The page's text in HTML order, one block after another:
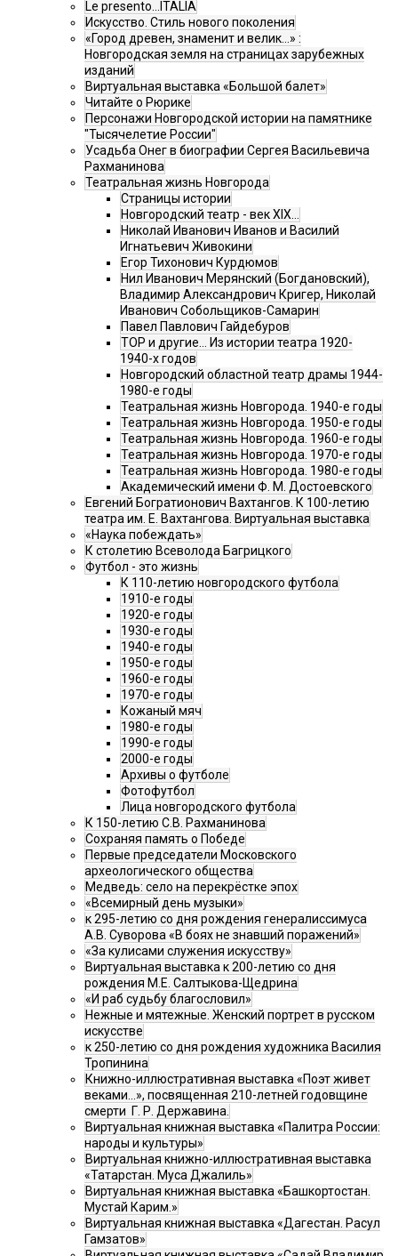
Le presento...ITALIA
Искусство. Стиль нового поколения
«Город древен, знаменит и велик…» :
Новгородская земля на страницах зарубежных
изданий
Виртуальная выставка «Большой балет»
Читайте о Рюрике
Персонажи Новгородской истории на памятнике
"Тысячелетие России"
Усадьба Онег в биографии Сергея Васильевича
Рахманинова
Театральная жизнь Новгорода
Страницы истории
Новгородский театр - век XIX…
Николай Иванович Иванов и Василий
Игнатьевич Живокини
Егор Тихонович Курдюмов
Нил Иванович Мерянский (Богдановский),
Владимир Александрович Кригер, Николай
Иванович Собольщиков-Самарин
Павел Павлович Гайдебуров
ТОР и другие… Из истории театра 1920-
1940-х годов
Новгородский областной театр драмы 1944-
1980-е годы
Театральная жизнь Новгорода. 1940-е годы
Театральная жизнь Новгорода. 1950-е годы
Театральная жизнь Новгорода. 1960-е годы
Театральная жизнь Новгорода. 1970-е годы
Театральная жизнь Новгорода. 1980-е годы
Академический имени Ф. М. Достоевского
Евгений Богратионович Вахтангов. К 100-летию
театра им. Е. Вахтангова. Виртуальная выставка
«Наука побеждать»
К столетию Всеволода Багрицкого
Футбол - это жизнь
К 110-летию новгородского футбола
1910-е годы
1920-е годы
1930-е годы
1940-е годы
1950-е годы
1960-е годы
1970-е годы
Кожаный мяч
1980-е годы
1990-е годы
2000-е годы
Архивы о футболе
Фотофутбол
Лица новгородского футбола
К 150-летию С.В. Рахманинова
Сохраняя память о Победе
Первые председатели Московского
археологического общества
Медведь: село на перекрёстке эпох
«Всемирный день музыки»
к 295-летию со дня рождения генералиссимуса
А.В. Суворова «В боях не знавший поражений»
«За кулисами служения искусству»
Виртуальная выставка к 200-летию со дня
рождения М.Е. Салтыкова-Щедрина
«И раб судьбу благословил»
Нежные и мятежные. Женский портрет в русском
искусстве
к 250-летию со дня рождения художника Василия
Тропинина
Книжно-иллюстративная выставка «Поэт живет
веками…», посвященная 210-летней годовщине
смерти Г. Р. Державина.
Виртуальная книжная выставка «Палитра России:
народы и культуры»
Виртуальная книжно-иллюстративная выставка
«Татарстан. Муса Джалиль»
Виртуальная книжная выставка «Башкортостан.
Мустай Карим.»
Виртуальная книжная выставка «Дагестан. Расул
Гамзатов»